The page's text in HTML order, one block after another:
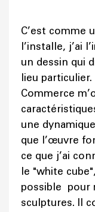
C’est comme
l’installe, j’ai
un dessin qui
lieu
Commerce
une
que l’œuvre
ce que j’ai
le "white
possible pour
sculptures. Il